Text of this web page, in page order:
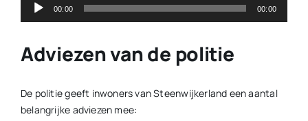
00:00 00:00
Adviezen van de politie
De politie geeft inwoners van Steenwijkerland een aantal
belangrijke adviezen mee: